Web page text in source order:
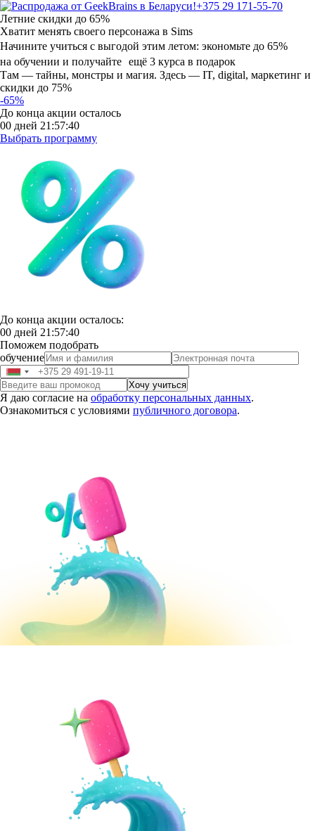
+375 29 171-55-70
Летние скидки до 65%
Хватит менять своего персонажа в Sims
Начините учиться с выгодой этим летом: экономьте до 65%
на обучении и получайте ещё 3 курса в подарок
Там — тайны, монстры и магия. Здесь — IT, digital, маркетинг и
скидки до 75%
-65%
До конца акции осталось
00 дней 21 :57:38
Выбрать программу
До конца акции осталось:
00 дней 21 :57:38
Поможем подобрать
обучение
Я даю согласие на обработку персональных данных.
Ознакомиться с условиями публичного договора.